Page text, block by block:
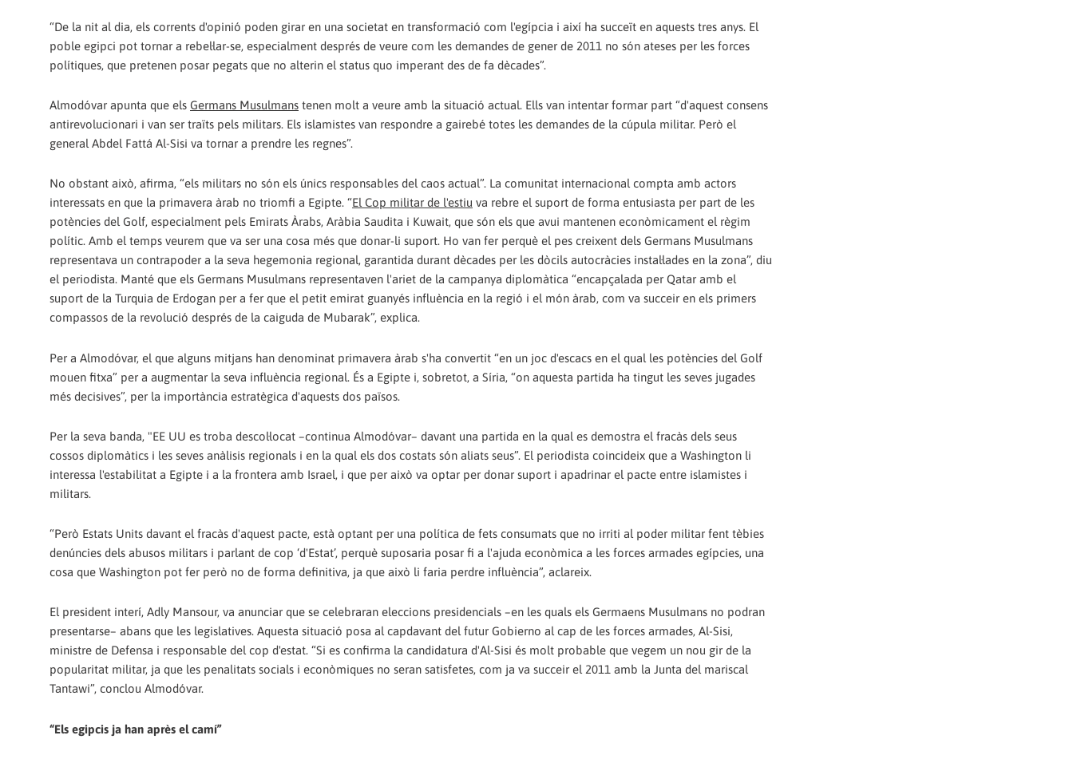
“De la nit al dia, els corrents d'opinió poden girar en una societat en transformació com l'egípcia i així ha succeït en aquests tres anys. El
poble egipci pot tornar a rebel·lar-se, especialment després de veure com les demandes de gener de 2011 no són ateses per les forces
polítiques, que pretenen posar pegats que no alterin el status quo imperant des de fa dècades”.
Almodóvar apunta que els Ger­mans Musulmans tenen molt a veure amb la situació actual. Ells van intentar formar part “d'aquest consens
antirevolucionari i van ser traïts pels militars. Els islamistes van respondre a gairebé totes les demandes de la cúpula militar. Però el
general Abdel Fattá Al-Sisi va tornar a prendre les regnes”.
No obstant això, afirma, “els militars no són els únics responsables del caos actual”. La comunitat internacional compta amb actors
interessats en que la primavera àrab no triomfi a Egipte. “El Cop militar de l'estiu va rebre el suport de forma entusiasta per part de les
potències del Golf, especialment pels Emirats Àrabs, Aràbia Saudita i Kuwait, que són els que avui mantenen econòmicament el règim
polític. Amb el temps veurem que va ser una cosa més que donar-li suport. Ho van fer perquè el pes creixent dels Germans Musulmans
representava un contrapoder a la seva hegemonia regional, garantida durant dècades per les dòcils autocràcies instal·lades en la zona”, diu
el periodista. Manté que els Germans Musulmans representaven l'ariet de la campanya diplomàtica “encapçalada per Qatar amb el
suport de la Turquia de Erdogan per a fer que el petit emirat guanyés influència en la regió i el món àrab, com va succeir en els primers
compassos de la revolució després de la caiguda de Mubarak”, explica.
Per a Almodóvar, el que alguns mitjans han denominat primavera àrab s'ha convertit “en un joc d'escacs en el qual les potències del Golf
mouen fitxa” per a augmentar la seva influència regional. És a Egipte i, sobretot, a Síria, “on aquesta partida ha tingut les seves jugades
més decisives”, per la importància estratègica d'aquests dos països.
Per la seva banda, "EE UU es troba descol·locat –continua Almo­dóvar– davant una partida en la qual es demostra el fracàs dels seus
cossos diplomàtics i les seves anàlisis regionals i en la qual els dos costats són aliats seus”. El periodista coincideix que a Washing­ton li
interessa l'estabilitat a Egip­te i a la frontera amb Israel, i que per això va optar per donar suport i apadrinar el pacte entre islamistes i
militars.
“Però Estats Units davant el fracàs d'aquest pacte, està optant per una política de fets consumats que no irriti al poder militar fent tèbies
denúncies dels abusos militars i parlant de cop ‘d'Estat’, perquè suposaria posar fi a l'ajuda econòmica a les forces armades egípcies, una
cosa que Washington pot fer però no de forma definitiva, ja que això li faria perdre influència”, aclareix.
El president interí, Adly Mansour, va anunciar que se celebraran eleccions presidencials –en les quals els Germa­ens Musulmans no podran
presen­tar­se– abans que les legislatives. Aquesta situació posa al capdavant del futur Go­bierno al cap de les forces armades, Al-Sisi,
ministre de Defensa i responsable del cop d'estat. “Si es confirma la candidatura d'Al-Sisi és molt probable que vegem un nou gir de la
popularitat militar, ja que les penalitats socials i econòmiques no seran satisfetes, com ja va succeir el 2011 amb la Junta del mariscal
Tantawi”, conclou Almodóvar.
“Els egipcis ja han après el camí”